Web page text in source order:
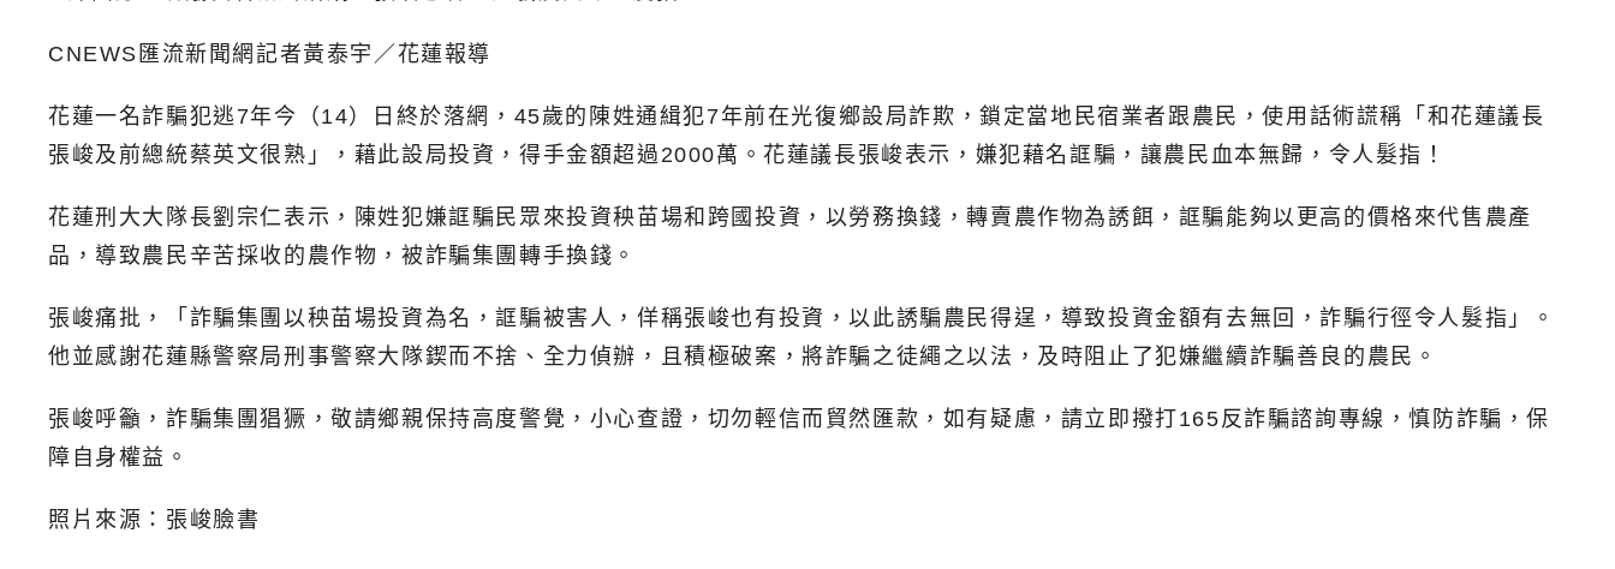
CNEWS匯流新聞網記者黃泰宇／花蓮報導
花蓮一名詐騙犯逃7年今（14）日終於落網，45歲的陳姓通緝犯7年前在光復鄉設局詐欺，鎖定當地民宿業者跟農民，使用話術謊稱「和花蓮議長
張峻及前總統蔡英文很熟」，藉此設局投資，得手金額超過2000萬。花蓮議長張峻表示，嫌犯藉名誆騙，讓農民血本無歸，令人髮指！
花蓮刑大大隊長劉宗仁表示，陳姓犯嫌誆騙民眾來投資秧苗場和跨國投資，以勞務換錢，轉賣農作物為誘餌，誆騙能夠以更高的價格來代售農產
品，導致農民辛苦採收的農作物，被詐騙集團轉手換錢。
張峻痛批，「詐騙集團以秧苗場投資為名，誆騙被害人，佯稱張峻也有投資，以此誘騙農民得逞，導致投資金額有去無回，詐騙行徑令人髮指」。
他並感謝花蓮縣警察局刑事警察大隊鍥而不捨、全力偵辦，且積極破案，將詐騙之徒繩之以法，及時阻止了犯嫌繼續詐騙善良的農民。
張峻呼籲，詐騙集團猖獗，敬請鄉親保持高度警覺，小心查證，切勿輕信而貿然匯款，如有疑慮，請立即撥打165反詐騙諮詢專線，慎防詐騙，保
障自身權益。
照片來源：張峻臉書